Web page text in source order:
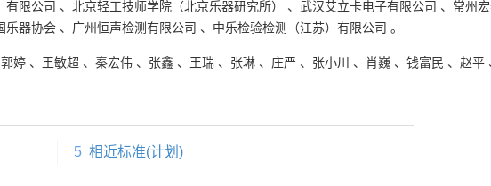
有限公司 、 北京轻工技师学院（北京乐器研究所） 、 武汉艾立卡电子有限公司 、 常州
乐器协会 、 广州恒声检测有限公司 、 中乐检验检测（江苏）有限公司 。
郭婷 、 王敏超 、 秦宏伟 、 张鑫 、 王瑞 、 张琳 、 庄严 、 张小川 、 肖巍 、 钱富民 、 赵平
5 相近标准(计划)